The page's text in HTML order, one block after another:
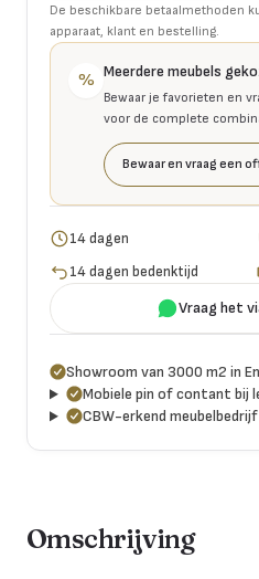
De beschikbare betaalmethoden
apparaat, klant en bestelling.
% Meerdere meubels
Bewaar je favorieten en
voor de complete
Bewaar en vraag een
14 dagen
14 dagen bedenktijd
Vraag het
Showroom van 3000 m2 in
Mobiele pin of contant bij
CBW-erkend meubelbedrijf
Omschrijving